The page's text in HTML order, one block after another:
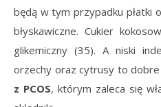
będą w tym przypadku płatki
błyskawiczne. Cukier
glikemiczny (35). A niski
orzechy oraz cytrusy to
z PCOS, którym zaleca się